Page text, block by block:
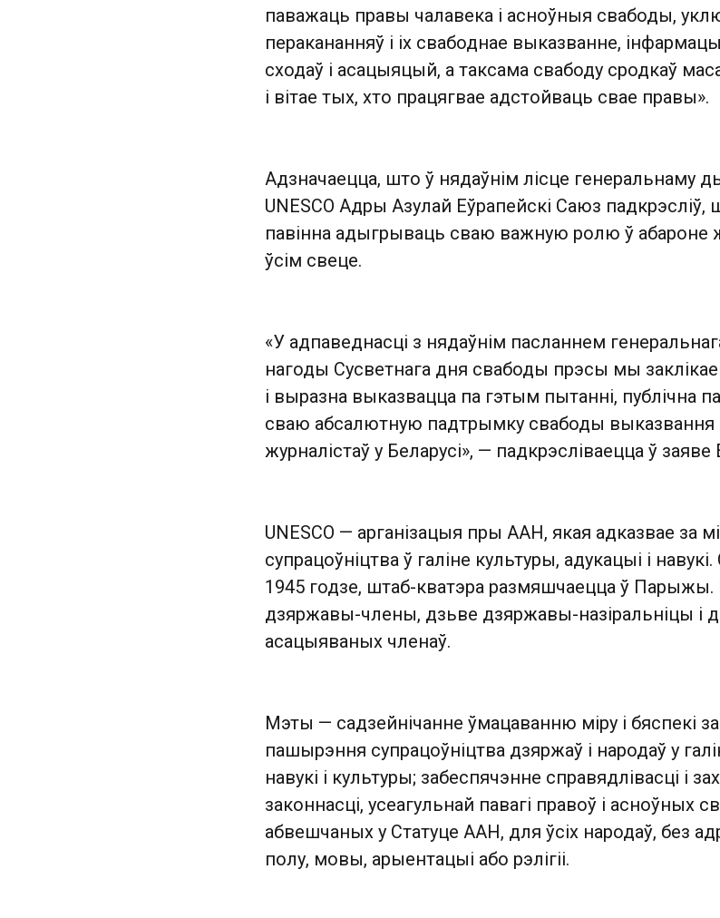
паважаць правы чалавека і асноўныя свабоды,
перакананняў і іх свабоднае выказванне,
сходаў і асацыяцый, а таксама свабоду сродкаў
і вітае тых, хто працягвае адстойваць свае правы».
Адзначаецца, што ў нядаўнім лісце генеральнаму
UNESCO Адры Азулай Еўрапейскі Саюз падкрэсліў,
павінна адыгрываць сваю важную ролю ў абароне
ўсім свеце.
«У адпаведнасці з нядаўнім пасланнем
нагоды Сусветнага дня свабоды прэсы мы
і выразна выказвацца па гэтым пытанні, публічна
сваю абсалютную падтрымку свабоды выказвання
журналістаў у Беларусі», — падкрэсліваецца ў заяве
UNESCO — арганізацыя пры ААН, якая адказвае за
супрацоўніцтва ў галіне культуры, адукацыі і
1945 годзе, штаб-кватэра размяшчаецца ў Парыжы.
дзяржавы-члены, дзьве дзяржавы-назіральніцы і
асацыяваных членаў.
Мэты — садзейнічанне ўмацаванню міру і бяспекі
пашырэння супрацоўніцтва дзяржаў і народаў у
навукі і культуры; забеспячэнне справядлівасці і
законнасці, усеагульнай павагі правоў і асноўных
абвешчаных у Статуце ААН, для ўсіх народаў, без
полу, мовы, арыентацыі або рэлігіі.